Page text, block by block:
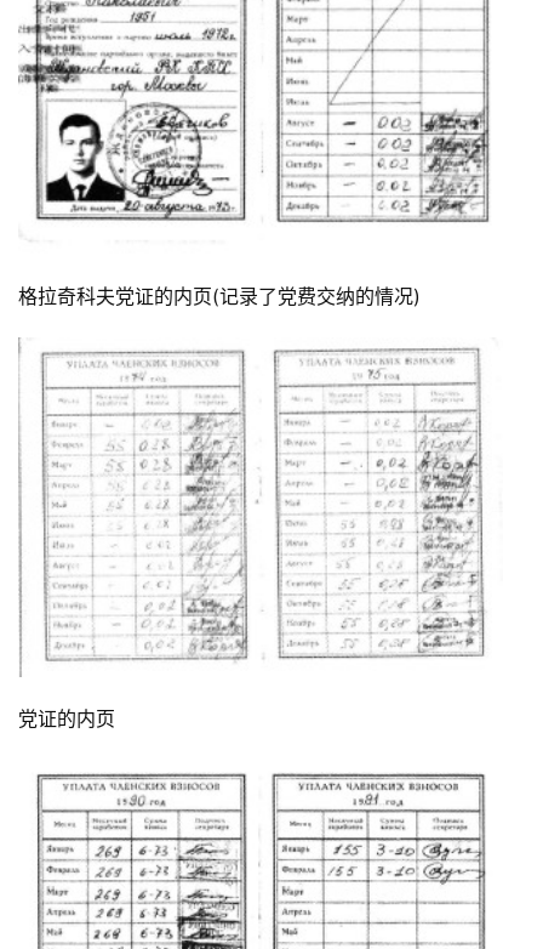
首
页
格拉奇科夫党证的内页(记录了党费交纳的情况)
党证的内页